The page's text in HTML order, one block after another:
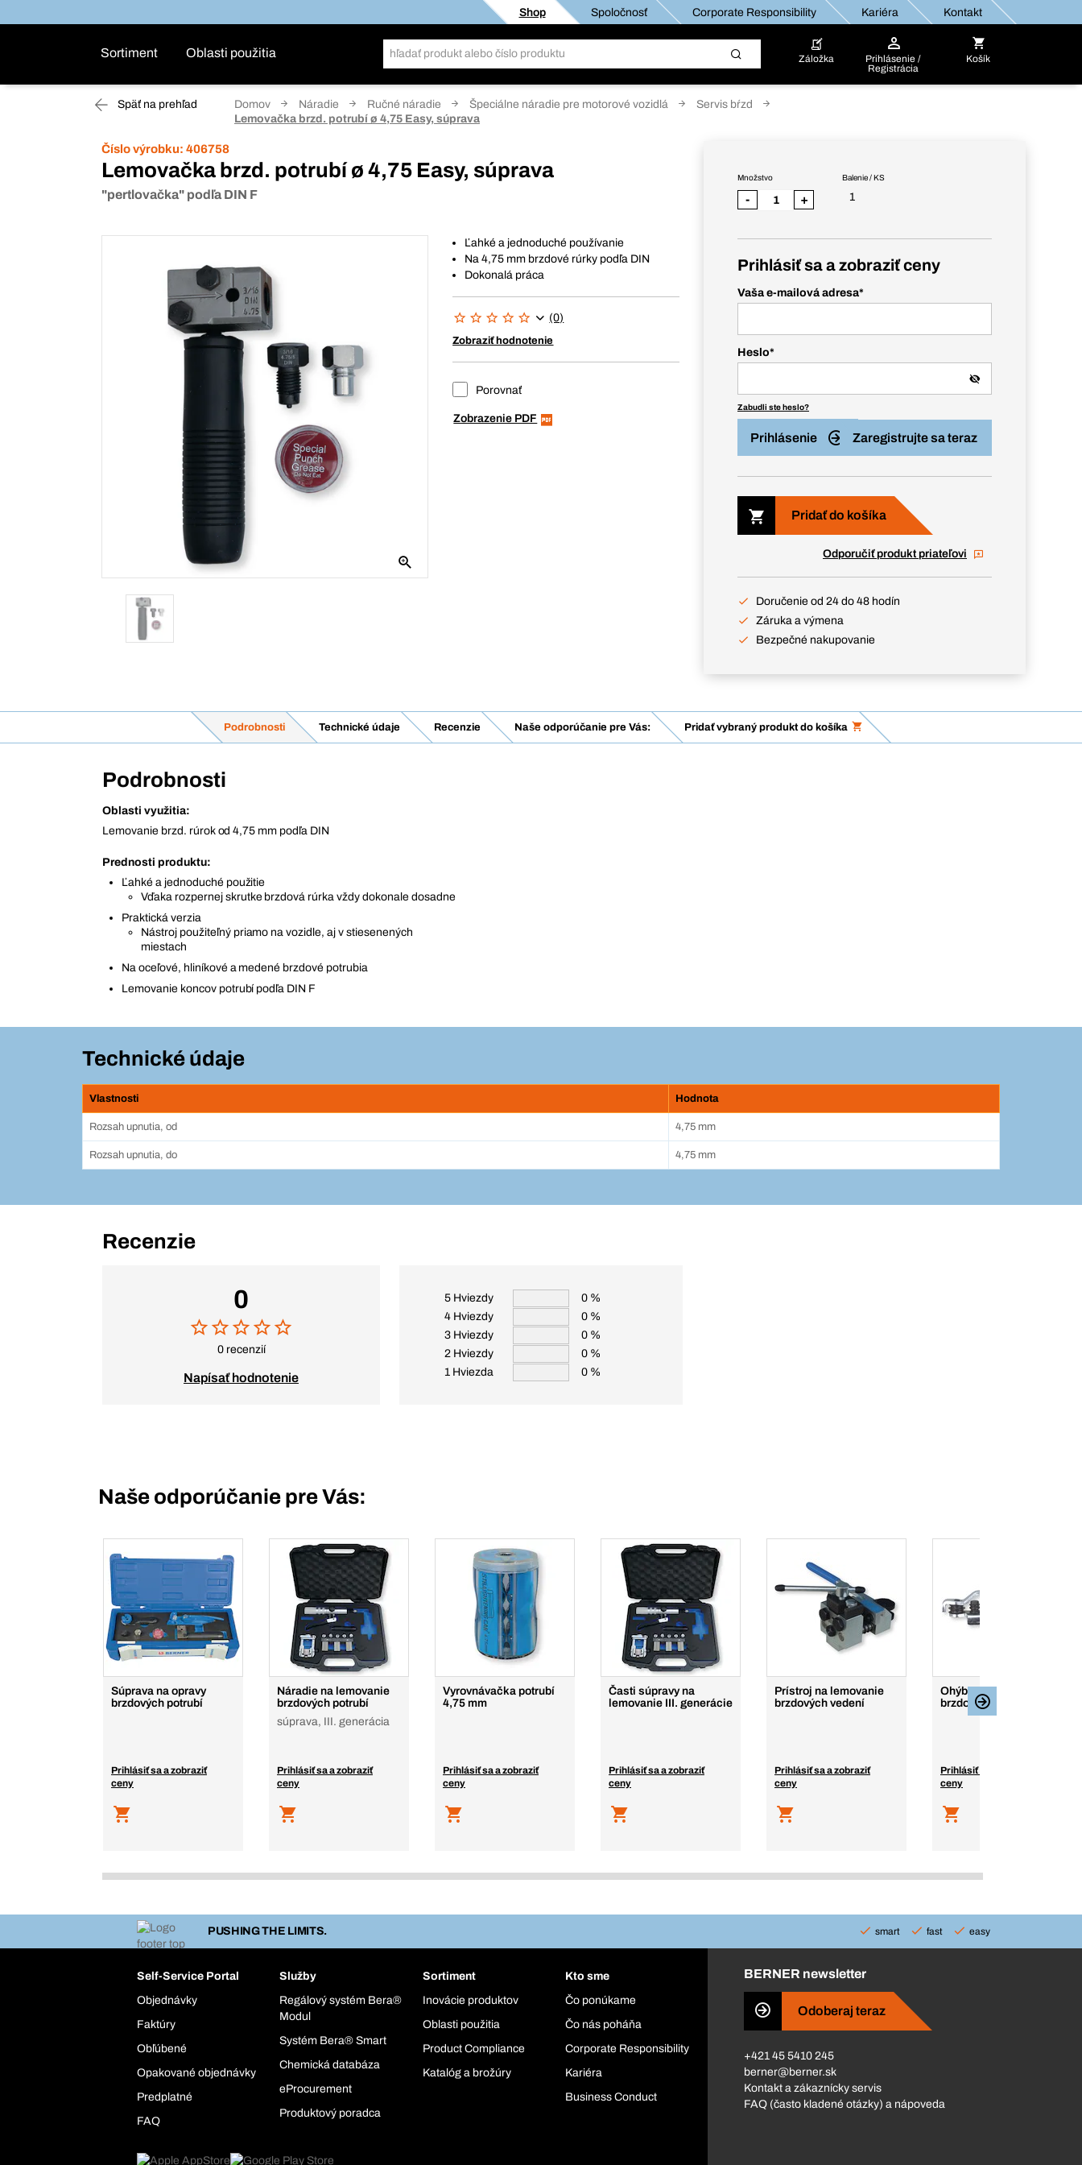
Shop Spoločnosť Corporate Responsibility Kariéra Kontakt
Sortiment Oblasti použitia Záložka
Prihlásenie /
Registrácia
Košík
Späť na prehľad Domov Náradie Ručné náradie Špeciálne náradie pre motorové vozidlá
Servis bŕzd
Lemovačka brzd. potrubí ø 4,75 Easy, súprava
Číslo výrobku: 406758
Lemovačka brzd. potrubí ø 4,75 Easy, súprava
"pertlovačka" podľa DIN F
Ľahké a jednoduché používanie
Na 4,75 mm brzdové rúrky podľa DIN
Dokonalá práca
(0)
Zobraziť hodnotenie
Porovnať
Zobrazenie PDF
Balenie / KS
1
Množstvo
- +
Prihlásiť sa a zobraziť ceny
Vaša e-mailová adresa*
Heslo*
Zabudli ste heslo?
Prihlásenie Zaregistrujte sa teraz
Pridať do košíka
Odporučiť produkt priateľovi
Doručenie od 24 do 48 hodín
Záruka a výmena
Bezpečné nakupovanie
Podrobnosti Technické údaje Recenzie Naše odporúčanie pre Vás: Pridať vybraný produkt do košíka
Podrobnosti
Oblasti využitia:
Lemovanie brzd. rúrok od 4,75 mm podľa DIN
Prednosti produktu:
Ľahké a jednoduché použitie
Vďaka rozpernej skrutke brzdová rúrka vždy dokonale dosadne
Praktická verzia
Nástroj použiteľný priamo na vozidle, aj v stiesenených
miestach
Na oceľové, hliníkové a medené brzdové potrubia
Lemovanie koncov potrubí podľa DIN F
Technické údaje
Vlastnosti Hodnota
Rozsah upnutia, od 4,75 mm
Rozsah upnutia, do 4,75 mm
Recenzie
0
0 recenzií
Napísať hodnotenie
5 Hviezdy
0 %
4 Hviezdy
0 %
3 Hviezdy
0 %
2 Hviezdy
0 %
1 Hviezda
0 %
Naše odporúčanie pre Vás:
Súprava na opravy
brzdových potrubí
Prihlásiť sa a zobraziť
ceny
Náradie na lemovanie
brzdových potrubí
súprava, III. generácia
Prihlásiť sa a zobraziť
ceny
Vyrovnávačka potrubí
4,75 mm
Prihlásiť sa a zobraziť
ceny
Časti súpravy na
lemovanie III. generácie
Prihlásiť sa a zobraziť
ceny
Prístroj na lemovanie
brzdových vedení
Prihlásiť sa a zobraziť
ceny
Ohýbací nástroj na
brzdové vedenia
Prihlásiť sa a zobraziť
ceny
PUSHING THE LIMITS. smart fast easy
Self-Service Portal
Objednávky
Faktúry
Obľúbené
Opakované objednávky
Predplatné
FAQ
Služby
Regálový systém Bera®
Modul
Systém Bera® Smart
Chemická databáza
eProcurement
Produktový poradca
Sortiment
Inovácie produktov
Oblasti použitia
Product Compliance
Katalóg a brožúry
Kto sme
Čo ponúkame
Čo nás poháňa
Corporate Responsibility
Kariéra
Business Conduct
BERNER newsletter
Odoberaj teraz
+421 45 5410 245
berner@berner.sk
Kontakt a zákaznícky servis
FAQ (často kladené otázky) a nápoveda